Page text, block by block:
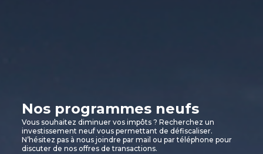
Nos programmes neufs
Vous souhaitez diminuer vos impôts ? Recherchez un
investissement neuf vous permettant de défiscaliser.
N’hésitez pas à nous joindre par mail ou par téléphone pour
discuter de nos offres de transactions.